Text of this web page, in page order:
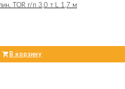
TOR г/п 3,0 т L 1,7 м
В корзину